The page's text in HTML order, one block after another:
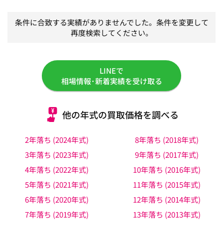
条件に合致する実績がありませんでした。条件を変更して
再度検索してください。
LINEで
相場情報･新着実績を受け取る
他の年式の買取価格を調べる
2年落ち (2024年式)
3年落ち (2023年式)
4年落ち (2022年式)
5年落ち (2021年式)
6年落ち (2020年式)
7年落ち (2019年式)
8年落ち (2018年式)
9年落ち (2017年式)
10年落ち (2016年式)
11年落ち (2015年式)
12年落ち (2014年式)
13年落ち (2013年式)